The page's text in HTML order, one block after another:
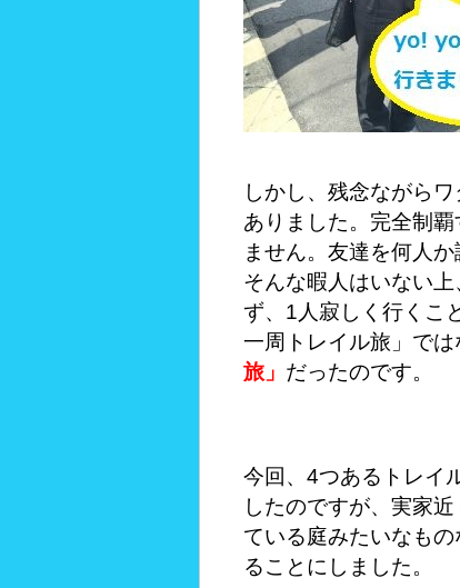
しかし、残念ながら
ありました。完全制
ません。友達を何人
そんな暇人はいない
ず、1人寂しく行くこ
一周トレイル旅」では
旅」 だったのです。
今回、4つあるトレイ
したのですが、実家
ている庭みたいなも
ることにしました。